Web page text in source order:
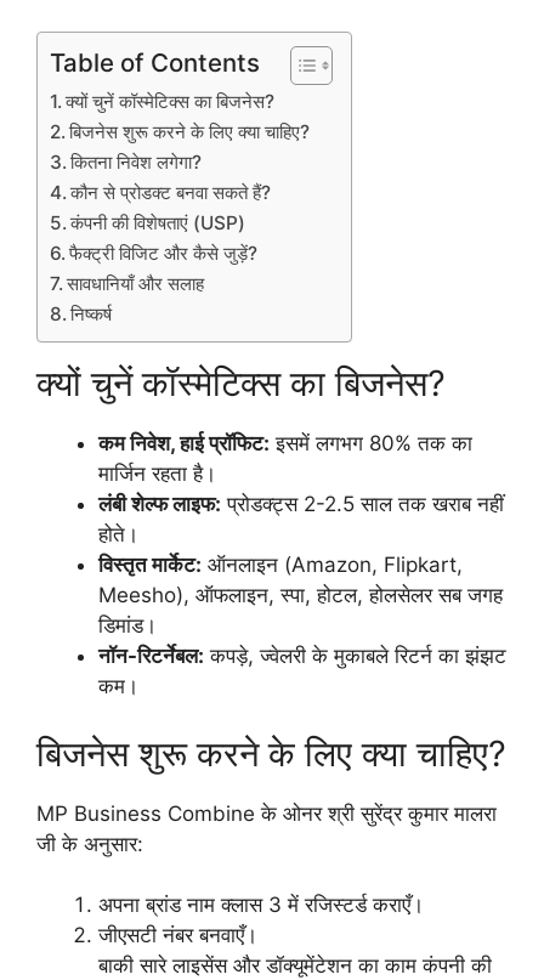
Table of Contents
क्यों चुनें कॉस्मेटिक्स का बिजनेस?
बिजनेस शुरू करने के लिए क्या चाहिए?
कितना निवेश लगेगा?
कौन से प्रोडक्ट बनवा सकते हैं?
कंपनी की विशेषताएं (USP)
फैक्ट्री विजिट और कैसे जुड़ें?
सावधानियाँ और सलाह
निष्कर्ष
क्यों चुनें कॉस्मेटिक्स का बिजनेस?
कम निवेश, हाई प्रॉफिट: इसमें लगभग 80% तक का
मार्जिन रहता है।
लंबी शेल्फ लाइफ: प्रोडक्ट्स 2-2.5 साल तक खराब नहीं
होते।
विस्तृत मार्केट: ऑनलाइन (Amazon, Flipkart,
Meesho), ऑफलाइन, स्पा, होटल, होलसेलर सब जगह
डिमांड।
नॉन-रिटर्नेबल: कपड़े, ज्वेलरी के मुकाबले रिटर्न का झंझट
कम।
बिजनेस शुरू करने के लिए क्या चाहिए?
MP Business Combine के ओनर श्री सुरेंद्र कुमार मालरा
जी के अनुसार:
अपना ब्रांड नाम क्लास 3 में रजिस्टर्ड कराएँ।
जीएसटी नंबर बनवाएँ।
बाकी सारे लाइसेंस और डॉक्यूमेंटेशन का काम कंपनी की